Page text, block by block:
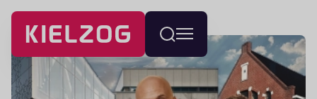
Navigatie
overslaan
Wissel
menu